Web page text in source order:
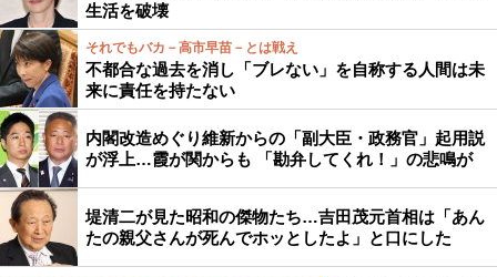
生活を破壊
それでもバカ－高市早苗－とは戦え
不都合な過去を消し「ブレない」を自称する人間は未
来に責任を持たない
内閣改造めぐり維新からの「副大臣・政務官」起用説
が浮上…霞が関からも 「勘弁してくれ！」の悲鳴が
堤清二が見た昭和の傑物たち…吉田茂元首相は「あん
たの親父さんが死んでホッとしたよ」と口にした